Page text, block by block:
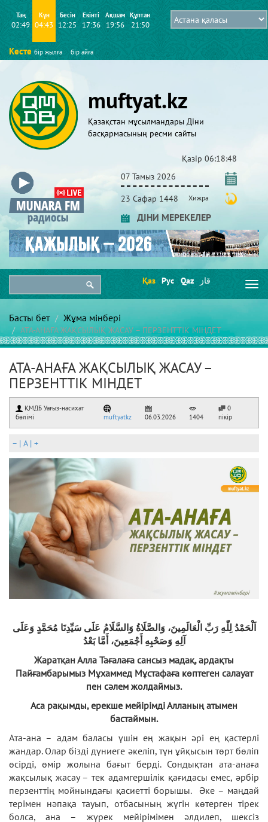
Таң
02:49
Күн
04:43
Бесін
12:25
Екінті
17:36
Ақшам
19:56
Құптан
21:50
Кесте бір жылға бір айға
muftyat.kz
Қазақстан мұсылмандары Діни
басқармасының ресми сайты
Қазір 06:18:49
07 Тамыз 2026
23 Сафар 1448 Хижра
ДІНИ МЕРЕКЕЛЕР
Қаз Рус Qaz قاز
Басты бет Жұма мінбері
АТА-АНАҒА ЖАҚСЫЛЫҚ ЖАСАУ – ПЕРЗЕНТТІК МІНДЕТ
АТА-АНАҒА ЖАҚСЫЛЫҚ ЖАСАУ –
ПЕРЗЕНТТІК МІНДЕТ
ҚМДБ Уағыз-насихат
бөлімі
muftyatkz 06.03.2026 1404
0
пікір
– | A| +
اَلْحَمْدُ لِلّٰهِ رَبِّ الْعَالَمِينَ، وَالصَّلَاةُ وَالسَّلَامُ عَلَى سَيِّدِنَا مُحَمَّدٍ وَعَلَى
آلِهِ وَصَحْبِهِ أَجْمَعِينَ، أَمَّا بَعْدُ
Жаратқан Алла Тағалаға сансыз мадақ, ардақты
Пайғамбарымыз Мұхаммед Мұстафаға көптеген салауат
пен сәлем жолдаймыз.
Аса рақымды, ерекше мейірімді Алланың атымен
бастаймын.
Ата-ана – адам баласы үшін ең жақын әрі ең қастерлі
жандар. Олар бізді дүниеге әкеліп, түн ұйқысын төрт бөліп
өсірді, өмір жолына бағыт берді. Сондықтан ата-анаға
жақсылық жасау – тек адамгершілік қағидасы емес, әрбір
перзенттің мойнындағы қасиетті борышы. Әке – маңдай
терімен нәпақа тауып, отбасының жүгін көтерген тірек
болса, ана – жүрек мейірімімен әлдилеп, шексіз